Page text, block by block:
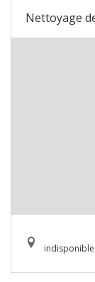
Nettoyage
indisponible